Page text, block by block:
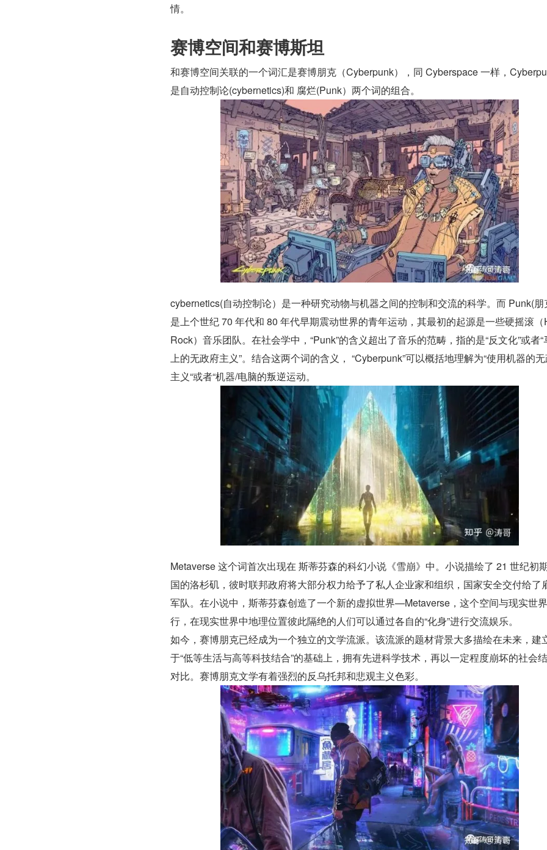
情。
赛博空间和赛博斯坦
和赛博空间关联的一个词汇是赛博朋克（Cyberpunk），同 Cyberspace 一样，
是自动控制论(cybernetics)和 腐烂(Punk）两个词的组合。
cybernetics(自动控制论）是一种研究动物与机器之间的控制和交流的科学。而 Punk(朋
是上个世纪 70 年代和 80 年代早期震动世界的青年运动，其最初的起源是一些硬摇滚（
Rock）音乐团队。在社会学中，“Punk”的含义超出了音乐的范畴，指的是“反文化”或者“
上的无政府主义”。结合这两个词的含义， “Cyberpunk”可以概括地理解为“使用机器的
主义“或者“机器/电脑的叛逆运动。
Metaverse 这个词首次出现在 斯蒂芬森的科幻小说《雪崩》中。小说描绘了 21 世纪初
国的洛杉矶，彼时联邦政府将大部分权力给予了私人企业家和组织，国家安全交付给了
军队。在小说中，斯蒂芬森创造了一个新的虚拟世界—Metaverse，这个空间与现实世
行，在现实世界中地理位置彼此隔绝的人们可以通过各自的“化身”进行交流娱乐。
如今，赛博朋克已经成为一个独立的文学流派。该流派的题材背景大多描绘在未来，建
于“低等生活与高等科技结合”的基础上，拥有先进科学技术，再以一定程度崩坏的社会
对比。赛博朋克文学有着强烈的反乌托邦和悲观主义色彩。